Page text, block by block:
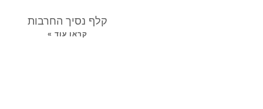
קלף נסיך החרבות
קראו עוד »